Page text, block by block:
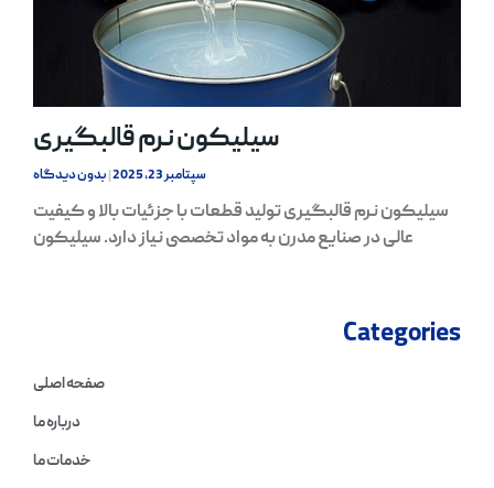
سیلیکون نرم قالبگیری
سپتامبر 23, 2025 بدون دیدگاه
سیلیکون نرم قالبگیری تولید قطعات با جزئیات بالا و کیفیت
عالی در صنایع مدرن به مواد تخصصی نیاز دارد. سیلیکون
Categories
صفحه اصلی
درباره ما
خدمات ما